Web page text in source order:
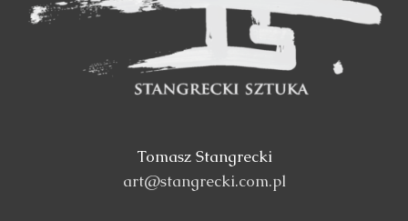
Tomasz Stangrecki
art@stangrecki.com.pl